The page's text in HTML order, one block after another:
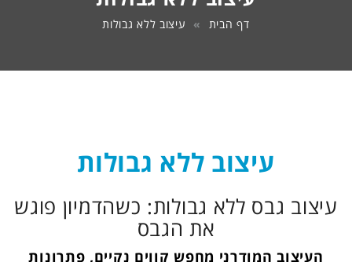
(1).png
דף הבית עיצוב ללא גבולות
עיצוב ללא גבולות
עיצוב גבס ללא גבולות: כשהדמיון פוגש
את הגבס
העיצוב המודרני מחפש קווים נקיים, פתרונות